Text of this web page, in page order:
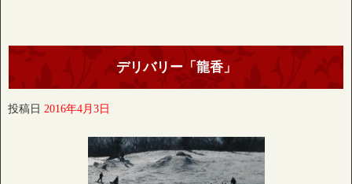
デリバリー「龍香」
投稿日 2016年4月3日